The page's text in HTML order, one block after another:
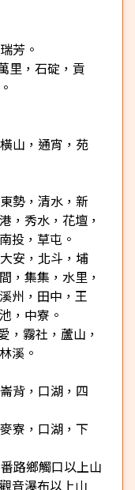
芳。
里，石碇，貢
山，通宵，苑
勢，清水，新
，秀水，花壇，
投，草屯。
安，北斗，埔
，集集，水里，
州，田中，王
，中寮。
，霧社，蘆山，
溪。
背，口湖，四
寮，口湖，下
路鄉觸口以上山
音瀑布以上山